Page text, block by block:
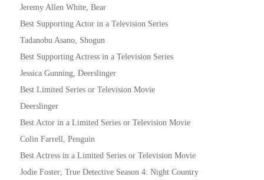
Jeremy Allen White, Bear
Best Supporting Actor in a Television Series
Tadanobu Asano, Shogun
Best Supporting Actress in a Television Series
Jessica Gunning, Deerslinger
Best Limited Series or Television Movie
Deerslinger
Best Actor in a Limited Series or Television Movie
Colin Farrell, Penguin
Best Actress in a Limited Series or Television Movie
Jodie Foster; True Detective Season 4: Night Country